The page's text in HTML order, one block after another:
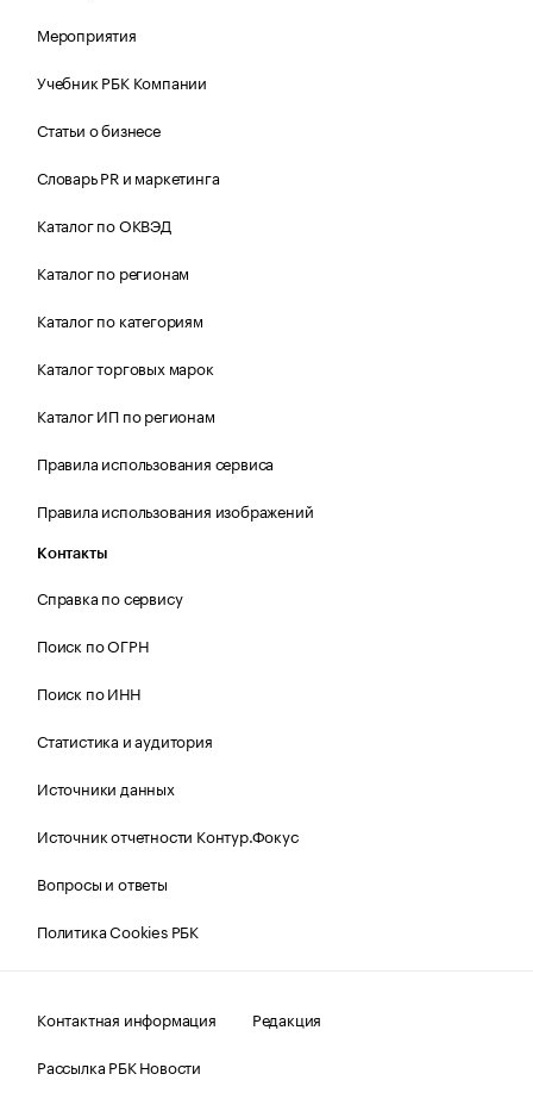
Мероприятия
Учебник РБК Компании
Статьи о бизнесе
Словарь PR и маркетинга
Каталог по ОКВЭД
Каталог по регионам
Каталог по категориям
Каталог торговых марок
Каталог ИП по регионам
Правила использования сервиса
Правила использования изображений
Контакты
Справка по сервису
Поиск по ОГРН
Поиск по ИНН
Статистика и аудитория
Источники данных
Источник отчетности Контур.Фокус
Вопросы и ответы
Политика Cookies РБК
Контактная информация
Редакция
Рассылка РБК Новости